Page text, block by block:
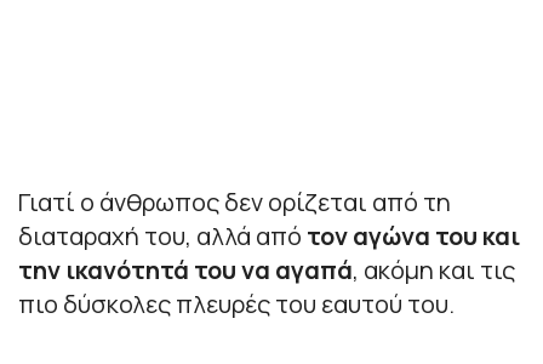
Γιατί ο άνθρωπος δεν ορίζεται από τη
διαταραχή του, αλλά από τον αγώνα του και
την ικανότητά του να αγαπά, ακόμη και τις
πιο δύσκολες πλευρές του εαυτού του.